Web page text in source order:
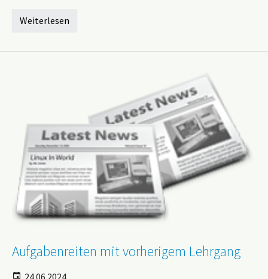
Weiterlesen
Aufgabenreiten mit vorherigem Lehrgang